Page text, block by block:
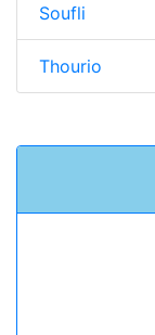
Soufli
Thourio